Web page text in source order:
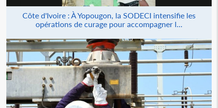
Côte d'Ivoire : À Yopougon, la SODECI intensifie les
opérations de curage pour accompagner l...